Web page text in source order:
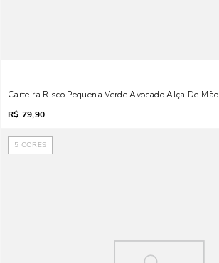
Carteira Risco Pequena Verde Avocado Alça De Mão
R$ 79,90
5 CORES